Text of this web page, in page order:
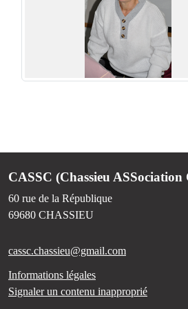
CASSC (Chassieu ASSociation
60 rue de la République
69680 CHASSIEU
cassc.chassieu@gmail.com
Informations légales
Signaler un contenu inapproprié